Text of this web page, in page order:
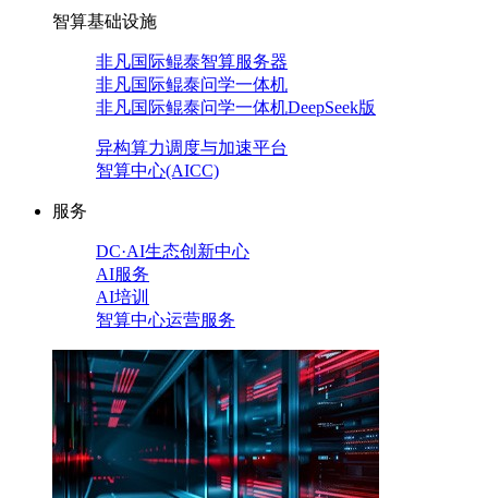
智算基础设施
非凡国际鲲泰智算服务器
非凡国际鲲泰问学一体机
非凡国际鲲泰问学一体机DeepSeek版
异构算力调度与加速平台
智算中心(AICC)
服务
DC·AI生态创新中心
AI服务
AI培训
智算中心运营服务